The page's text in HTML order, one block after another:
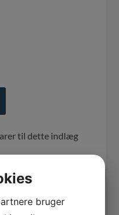
til dette indlæg
bruger